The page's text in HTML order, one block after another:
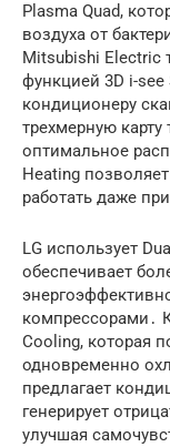
Plasma Quad,
воздуха от
Mitsubishi Electric
функцией 3D i-see
кондиционеру
трехмерную карту
оптимальное
Heating
работать даже
LG использует
обеспечивает
компрессорами․
Cooling, которая
одновременно
предлагает
генерирует
улучшая